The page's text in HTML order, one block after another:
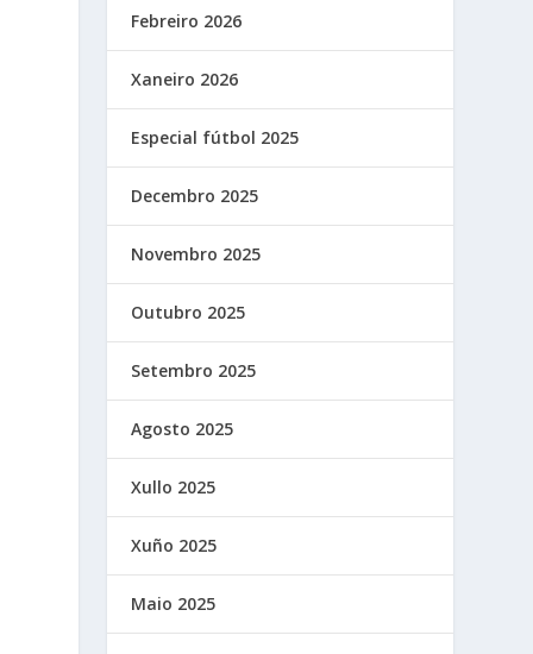
Febreiro 2026
Xaneiro 2026
Especial fútbol 2025
Decembro 2025
Novembro 2025
Outubro 2025
Setembro 2025
Agosto 2025
Xullo 2025
Xuño 2025
Maio 2025